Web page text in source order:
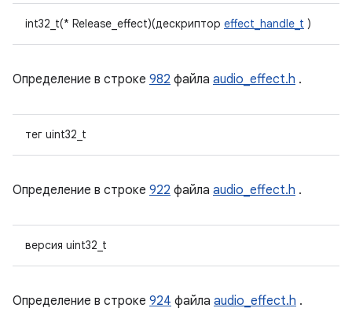
int32_t(* Release_effect)(дескриптор effect_handle_t )
Определение в строке 982 файла audio_effect.h .
тег uint32_t
Определение в строке 922 файла audio_effect.h .
версия uint32_t
Определение в строке 924 файла audio_effect.h .